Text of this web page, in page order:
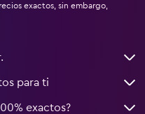
exactos, sin embargo,
para ti
exactos?